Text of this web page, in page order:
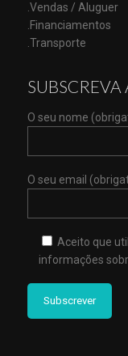
.Vendas / Aluguer
.Financiamentos
.Transporte
SUBSCREVA
O seu nome
O seu email
Aceito que
informações